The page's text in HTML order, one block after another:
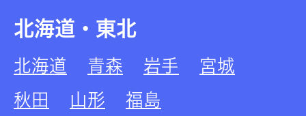
北海道・東北
北海道 青森 岩手
宮城
秋田
山形 福島